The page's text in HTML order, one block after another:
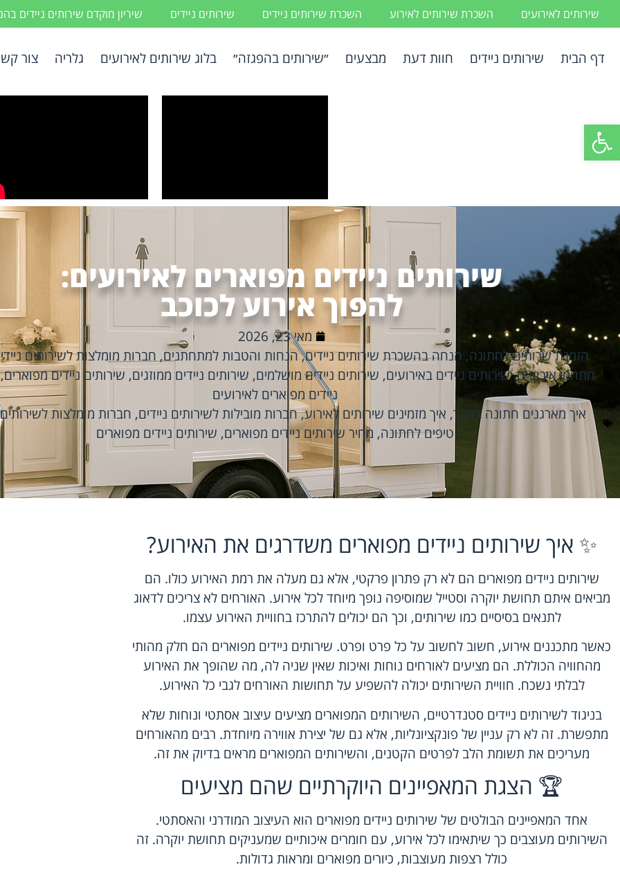
פתח סרגל נגישות
שירותים לאירועים השכרת שירותים לאירוע השכרת שירותים ניידים שירותים ניידים שיריון מוקדם שירותים ניידים
דף הבית שירותים ניידים חוות דעת מבצעים ״שירותים בהפגזה״ בלוג שירותים לאירועים גלריה צור
שירותים ניידים מפוארים לאירועים:
להפוך אירוע לכוכב
מאי 23, 2026
הזמנת שרותים לחתונה, הנחה בהשכרת שירותים ניידים,הנחות והטבות למתחתנים, חברות מומלצות לשירותים
מתחמי אירועים,שירותים ניידים באירועים, שירותים ניידים מושלמים, שירותים ניידים ממוזגים, שירותים ניידים מפוארים
ניידים מפוארים לאירועים
איך מארגנים חתונה בחצר, איך מזמינים שירותים לאירוע,חברות מובילות לשירותים ניידים, חברות מומלצות לשירותים
טיפים לחתונה, מחיר שירותים ניידים מפוארים, שירותים ניידים מפוארים
✨ איך שירותים ניידים מפוארים משדרגים את האירוע?
שירותים ניידים מפוארים הם לא רק פתרון פרקטי, אלא גם מעלה את רמת האירוע כולו. הם
מביאים איתם תחושת יוקרה וסטייל שמוסיפה נופך מיוחד לכל אירוע. האורחים לא צריכים לדאוג
לתנאים בסיסיים כמו שירותים, וכך הם יכולים להתרכז בחוויית האירוע עצמו.
כאשר מתכננים אירוע, חשוב לחשוב על כל פרט ופרט. שירותים ניידים מפוארים הם חלק מהותי
מהחוויה הכוללת. הם מציעים לאורחים נוחות ואיכות שאין שניה לה, מה שהופך את האירוע
לבלתי נשכח. חוויית השירותים יכולה להשפיע על תחושות האורחים לגבי כל האירוע.
בניגוד לשירותים ניידים סטנדרטיים, השירותים המפוארים מציעים עיצוב אסתטי ונוחות שלא
מתפשרת. זה לא רק עניין של פונקציונליות, אלא גם של יצירת אווירה מיוחדת. רבים מהאורחים
מעריכים את תשומת הלב לפרטים הקטנים, והשירותים המפוארים מראים בדיוק את זה.
🏆 הצגת המאפיינים היוקרתיים שהם מציעים
אחד המאפיינים הבולטים של שירותים ניידים מפוארים הוא העיצוב המודרני והאסתטי.
השירותים מעוצבים כך שיתאימו לכל אירוע, עם חומרים איכותיים שמעניקים תחושת יוקרה. זה
כולל רצפות מעוצבות, כיורים מפוארים ומראות גדולות.